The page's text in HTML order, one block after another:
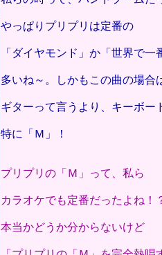
やっぱりプリプリは定番の
「ダイヤモンド」か「世界で一
多いね～。しかもこの曲の場合
ギターって言うより、キーボー
特に「Ｍ」！
プリプリの「Ｍ」って、私ら
カラオケでも定番だったよね！
本当かどうか分からないけど